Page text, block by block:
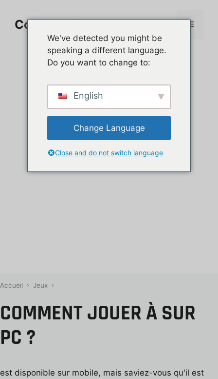
contenuComment jouer sur PC Menu
Accueil › Jeux ›
COMMENT JOUER À SUR
PC ?
est disponible sur mobile, mais saviez-vous qu'il est
We've detected you might be
speaking a different language.
Do you want to change to:
English
Change Language
Close and do not switch language